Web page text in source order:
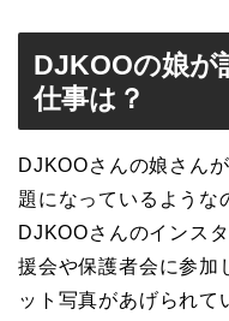
DJKOOの娘が
仕事は？
DJKOOさんの娘さん
題になっているような
DJKOOさんのインス
援会や保護者会に参加
ット写真があげられて